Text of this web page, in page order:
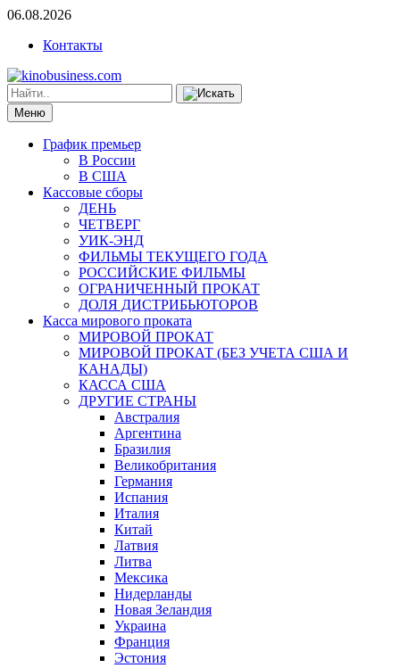
06.08.2026
Контакты
Меню
График премьер
В России
В США
Кассовые сборы
ДЕНЬ
ЧЕТВЕРГ
УИК-ЭНД
ФИЛЬМЫ ТЕКУЩЕГО ГОДА
РОССИЙСКИЕ ФИЛЬМЫ
ОГРАНИЧЕННЫЙ ПРОКАТ
ДОЛЯ ДИСТРИБЬЮТОРОВ
Касса мирового проката
МИРОВОЙ ПРОКАТ
МИРОВОЙ ПРОКАТ (БЕЗ УЧЕТА США И
КАНАДЫ)
КАССА США
ДРУГИЕ СТРАНЫ
Австралия
Аргентина
Бразилия
Великобритания
Германия
Испания
Италия
Китай
Латвия
Литва
Мексика
Нидерланды
Новая Зеландия
Украина
Франция
Эстония